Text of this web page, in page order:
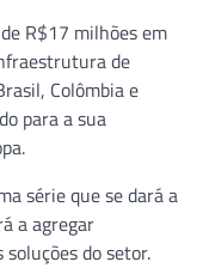
R$17 milhões em
de
Colômbia e
para a sua
série que se dará a
a agregar
do setor.